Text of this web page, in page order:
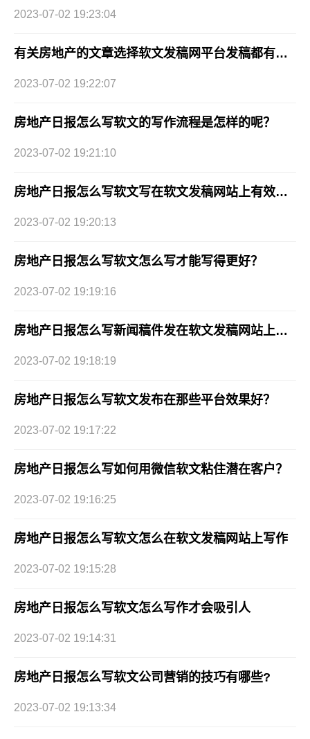
2023-07-02 19:23:04
有关房地产的文章选择软文发稿网平台发稿都有哪些优势?
2023-07-02 19:22:07
房地产日报怎么写软文的写作流程是怎样的呢？
2023-07-02 19:21:10
房地产日报怎么写软文写在软文发稿网站上有效果吗？
2023-07-02 19:20:13
房地产日报怎么写软文怎么写才能写得更好？
2023-07-02 19:19:16
房地产日报怎么写新闻稿件发在软文发稿网站上效果好吗？
2023-07-02 19:18:19
房地产日报怎么写软文发布在那些平台效果好？
2023-07-02 19:17:22
房地产日报怎么写如何用微信软文粘住潜在客户？
2023-07-02 19:16:25
房地产日报怎么写软文怎么在软文发稿网站上写作
2023-07-02 19:15:28
房地产日报怎么写软文怎么写作才会吸引人
2023-07-02 19:14:31
房地产日报怎么写软文公司营销的技巧有哪些?
2023-07-02 19:13:34